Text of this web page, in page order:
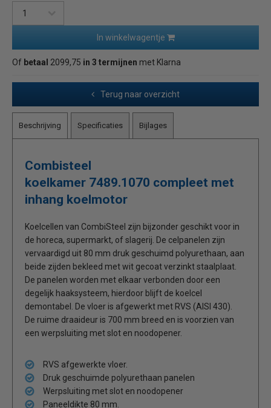
In winkelwagentje
Of betaal 2099,75 in 3 termijnen met Klarna
Terug naar overzicht
Beschrijving Specificaties Bijlages
Combisteel
koelkamer 7489.1070 compleet met
inhang koelmotor
Koelcellen van CombiSteel zijn bijzonder geschikt voor in
de horeca, supermarkt, of slagerij. De celpanelen zijn
vervaardigd uit 80 mm druk geschuimd polyurethaan, aan
beide zijden bekleed met wit gecoat verzinkt staalplaat.
De panelen worden met elkaar verbonden door een
degelijk haaksysteem, hierdoor blijft de koelcel
demontabel. De vloer is afgewerkt met RVS (AISI 430).
De ruime draaideur is 700 mm breed en is voorzien van
een werpsluiting met slot en noodopener.
RVS afgewerkte vloer.
Druk geschuimde polyurethaan panelen
Werpsluiting met slot en noodopener
Paneeldikte 80 mm.